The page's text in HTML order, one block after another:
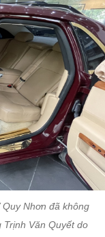
Nhơn đã không
Trịnh Văn Quyết do